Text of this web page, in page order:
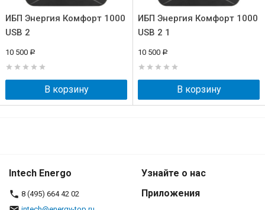
ИБП Энергия Комфорт 1000
USB 2
10 500 Р
В корзину
ИБП Энергия Комфорт 1000
USB 2 1
10 500 Р
В корзину
Intech Energo
8 (495) 664 42 02
Узнайте о нас
Приложения